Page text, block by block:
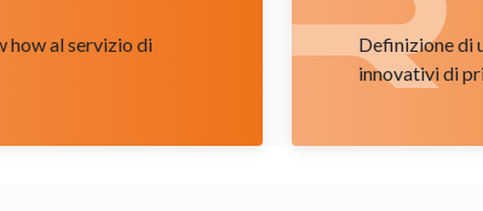
how al servizio di
Definizione di
innovativi di